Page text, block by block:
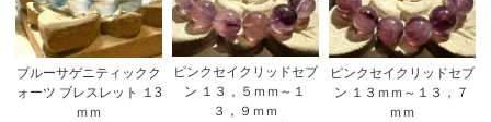
ブルーサゲニティックク
ォーツ ブレスレット １3
ｍｍ
ピンクセイクリッドセブ
ン １３，５ｍｍ～１
３，９ｍｍ
ピンクセイクリッドセブ
ン １３ｍｍ～１３，７
ｍｍ